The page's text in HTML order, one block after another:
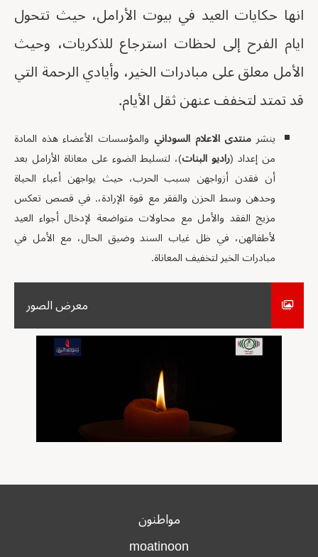
انها حكايات العيد في بيوت الأرامل، حيث تتحول
ايام الفرح إلى لحظات استرجاع للذكريات، وحيث
الأمل معلق على مبادرات الخير، وأيادي الرحمة التي
قد تمتد لتخفف عنهن ثقل الأيام.
ينشرمنتدى الاعلام السوداني والمؤسسات الأعضاء هذه المادة
من إعداد (راديو البنات)، لتسليط الضوء على معاناة الأرامل بعد
أن فقدن أزواجهن بسبب الحرب، حيث يواجهن أعباء الحياة
وحدهن وسط الحزن والفقر مع قوة الإرادة،. في قصص تعكس
مزيج الفقد والأمل مع محاولات متواضعة لإدخال أجواء العيد
لأطفالهن، في ظل غياب السند وضيق الحال، مع الأمل في
مبادرات الخير لتخفيف المعاناة.
معرض الصور
مواطنون
moatinoon